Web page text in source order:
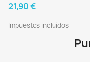
21,90 €
Impuestos incluidos